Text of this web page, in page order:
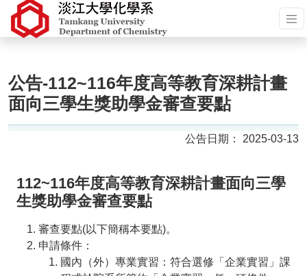
公告-112~116年度高等教育深耕計畫
面向三學生獎助學金審查要點
2025-03-13
112~116年度高等教育深耕計畫面向三學
生獎助學金審查要點
審查要點(以下簡稱本要點)。
申請條件：
國內（外）專業實習：符合選修「企業實習」課